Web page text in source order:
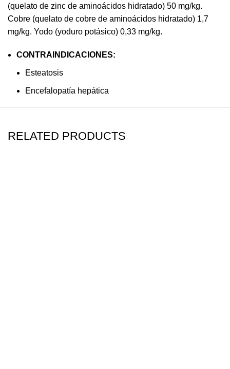
(quelato de zinc de aminoácidos hidratado) 50 mg/kg.
Cobre (quelato de cobre de aminoácidos hidratado) 1,7
mg/kg. Yodo (yoduro potásico) 0,33 mg/kg.
CONTRAINDICACIONES:
Esteatosis
Encefalopatía hepática
RELATED PRODUCTS